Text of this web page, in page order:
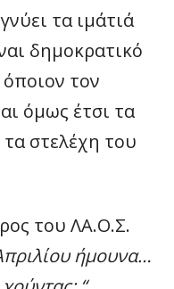
τα ιμάτιά
δημοκρατικό
όποιον τον
όμως έτσι τα
στελέχη του
του ΛΑ.Ο.Σ.
ήμουνα…